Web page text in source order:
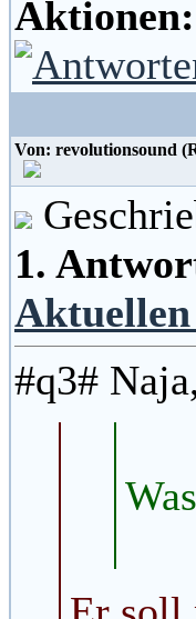
Aktionen:
Von: revolutionsound
1.
#q3#